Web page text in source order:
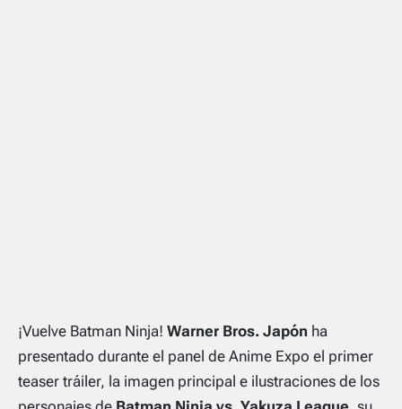
¡Vuelve Batman Ninja! Warner Bros. Japón ha
presentado durante el panel de Anime Expo el primer
teaser tráiler, la imagen principal e ilustraciones de los